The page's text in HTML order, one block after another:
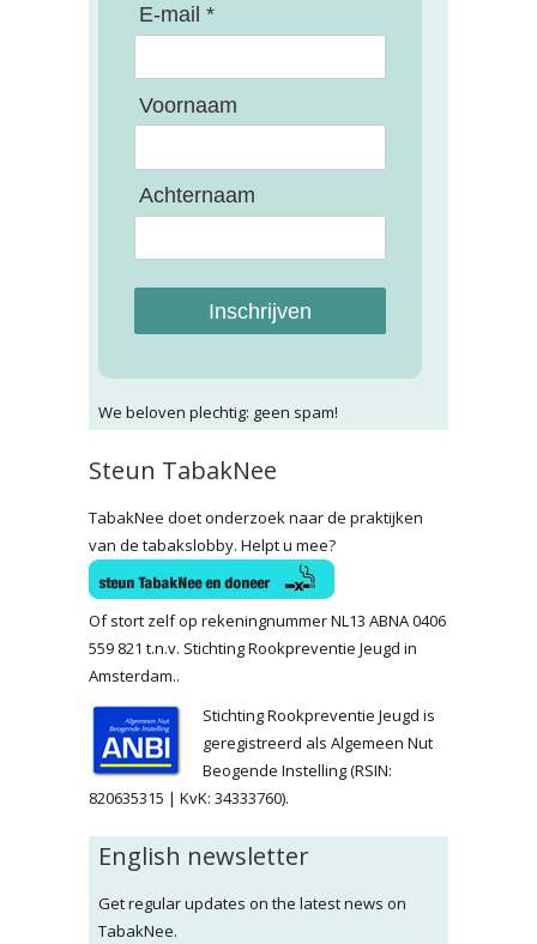
E-mail *
Voornaam
Achternaam
Inschrijven
We beloven plechtig: geen spam!
Steun TabakNee
TabakNee doet onderzoek naar de praktijken
van de tabakslobby. Helpt u mee?
Of stort zelf op rekeningnummer NL13 ABNA 0406
559 821 t.n.v. Stichting Rookpreventie Jeugd in
Amsterdam..
Stichting Rookpreventie Jeugd is
geregistreerd als Algemeen Nut
Beogende Instelling (RSIN:
820635315 | KvK: 34333760).
English newsletter
Get regular updates on the latest news on
TabakNee.